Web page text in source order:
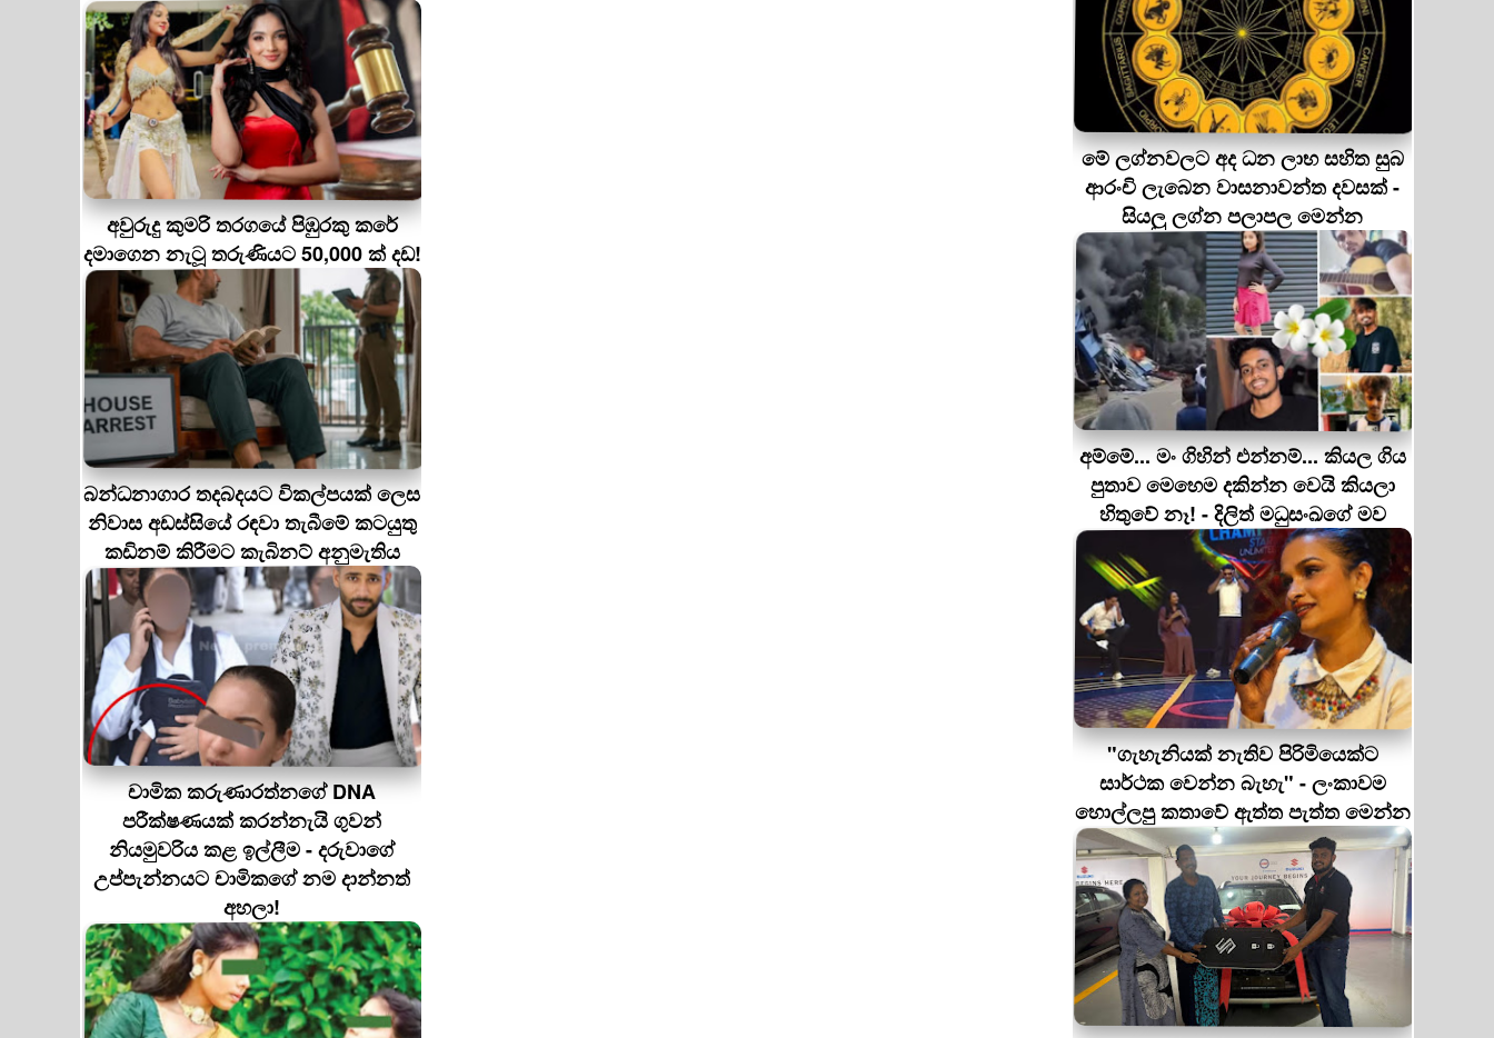
අවුරුදු කුමරි තරගයේ පිඹුරකු කරේ
දමාගෙන නැටූ තරුණියට 50,000 ක් දඩ!
බන්ධනාගාර තදබදයට විකල්පයක් ලෙස
නිවාස අඩස්සියේ රඳවා තැබීමේ කටයුතු
කඩිනම් කිරීමට කැබිනට් අනුමැතිය
චාමික කරුණාරත්නගේ DNA
පරීක්ෂණයක් කරන්නැයි ගුවන්
නියමුවරිය කළ ඉල්ලීම - දරුවාගේ
උප්පැන්නයට චාමිකගේ නම දාන්නත්
අහලා!
මේ ලග්නවලට අද ධන ලාභ සහිත සුබ
ආරංචි ලැබෙන වාසනාවන්ත දවසක් -
සියලු ලග්න පලාපල මෙන්න
අම්මේ... මං ගිහින් එන්නම්... කියල ගිය
පුතාව මෙහෙම දකින්න වෙයි කියලා
හිතුවේ නෑ! - දිලිත් මධුසංඛගේ මව
"ගැහැනියක් නැතිව පිරිමියෙක්ට
සාර්ථක වෙන්න බැහැ" - ලංකාවම
හොල්ලපු කතාවේ ඇත්ත පැත්ත මෙන්න